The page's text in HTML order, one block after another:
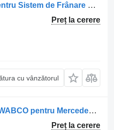
Filtru uscător Uscător de Aer 1505224R pentru camion WABCO pentru Sistem de Frânare Pneumatică
Preț la cerere
cu vânzătorul
Compresor clima Compresor de aer A9061306715 pentru camion WABCO pentru Mercedes-Benz, cod A9061306715 / A9061306415 / A9061306815 / A0024604980 / A0024601780 / 4574600280
Preț la cerere